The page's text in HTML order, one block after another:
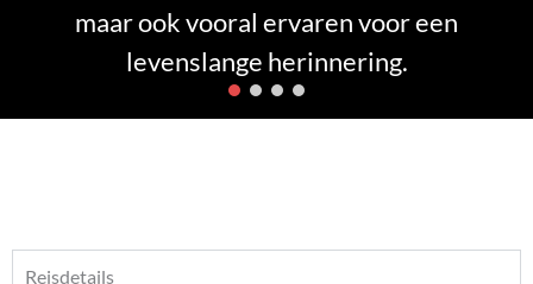
maar ook vooral ervaren voor een
levenslange herinnering.
Reisdetails